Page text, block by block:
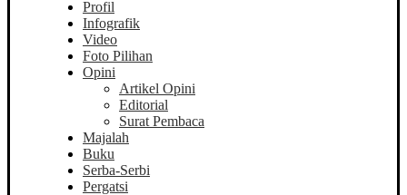
Profil
Infografik
Video
Foto Pilihan
Opini
Artikel Opini
Editorial
Surat Pembaca
Majalah
Buku
Serba-Serbi
Pergatsi